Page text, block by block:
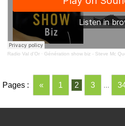
Radio Val d'Or · Génération show biz - Steve Mc
Pages : « 1 2 3 ...